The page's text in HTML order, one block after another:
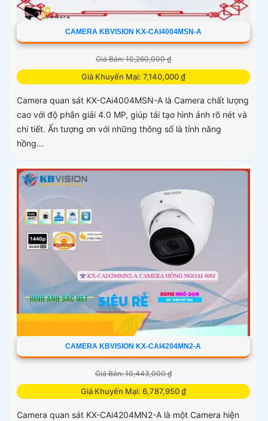
CAMERA KBVISION KX-CAI4004MSN-A
Giá Bán: 10,260,000 ₫
Giá Khuyến Mại: 7,140,000 ₫
Camera quan sát KX-CAi4004MSN-A là Camera chất lượng
cao với độ phân giải 4.0 MP, giúp tái tạo hình ảnh rõ nét và
chi tiết. Ấn tượng ơn với những thông số là tính năng
hồng...
CAMERA KBVISION KX-CAI4204MN2-A
Giá Bán: 10,443,000 ₫
Giá Khuyến Mại: 6,787,950 ₫
Camera quan sát KX-CAi4204MN2-A là một Camera hiện